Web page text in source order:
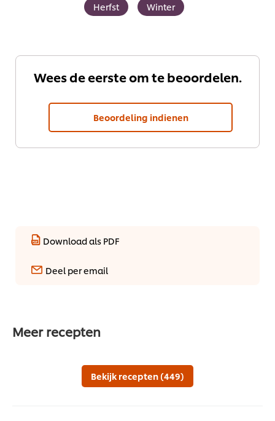
Herfst Winter
Wees de eerste om te beoordelen.
Beoordeling indienen
Download als PDF
Deel per email
Meer recepten
Bekijk recepten (449)